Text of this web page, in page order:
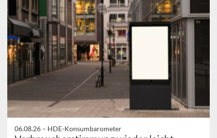
06.08.26 – HDE-Konsumbarometer